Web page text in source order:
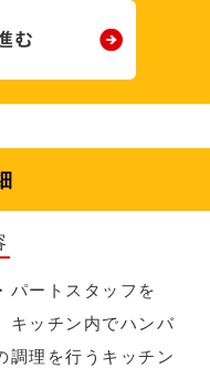
パートスタッフを
キッチン内でハンバ
調理を行うキッチン